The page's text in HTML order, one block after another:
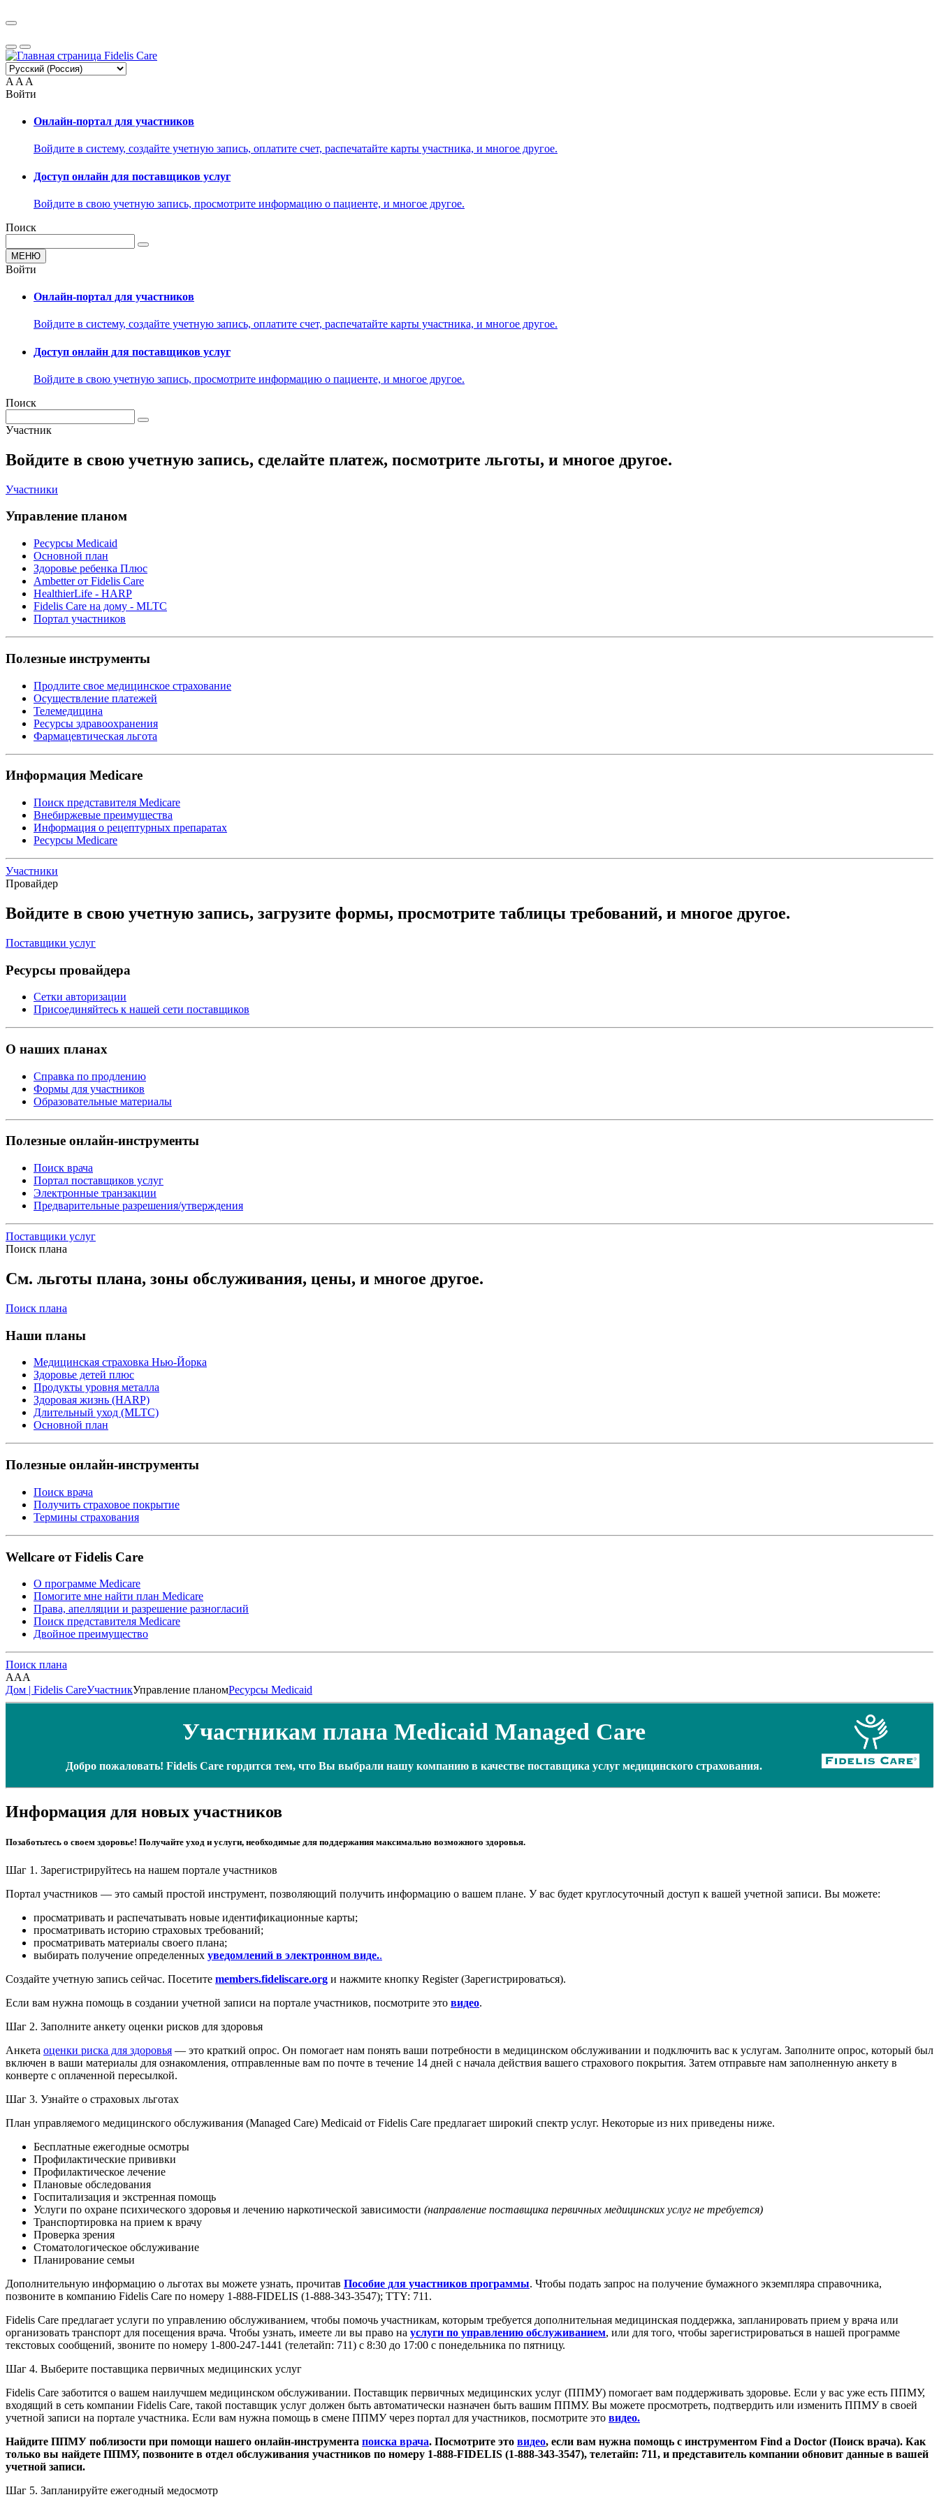
A A A
Войти
Онлайн-портал для участников
Войдите в систему, создайте учетную запись, оплатите счет, распечатайте карты участника, и многое другое.
Доступ онлайн для поставщиков услуг
Войдите в свою учетную запись, просмотрите информацию о пациенте, и многое другое.
Поиск
МЕНЮ
Войти
Онлайн-портал для участников
Войдите в систему, создайте учетную запись, оплатите счет, распечатайте карты участника, и многое другое.
Доступ онлайн для поставщиков услуг
Войдите в свою учетную запись, просмотрите информацию о пациенте, и многое другое.
Поиск
Участник
Войдите в свою учетную запись, сделайте платеж, посмотрите льготы, и многое другое.
Участники
Управление планом
Ресурсы Medicaid
Основной план
Здоровье ребенка Плюс
Ambetter от Fidelis Care
HealthierLife - HARP
Fidelis Care на дому - MLTC
Портал участников
Полезные инструменты
Продлите свое медицинское страхование
Осуществление платежей
Телемедицина
Ресурсы здравоохранения
Фармацевтическая льгота
Информация Medicare
Поиск представителя Medicare
Внебиржевые преимущества
Информация о рецептурных препаратах
Ресурсы Medicare
Участники
Провайдер
Войдите в свою учетную запись, загрузите формы, просмотрите таблицы требований, и многое другое.
Поставщики услуг
Ресурсы провайдера
Сетки авторизации
Присоединяйтесь к нашей сети поставщиков
О наших планах
Справка по продлению
Формы для участников
Образовательные материалы
Полезные онлайн-инструменты
Поиск врача
Портал поставщиков услуг
Электронные транзакции
Предварительные разрешения/утверждения
Поставщики услуг
Поиск плана
См. льготы плана, зоны обслуживания, цены, и многое другое.
Поиск плана
Наши планы
Медицинская страховка Нью-Йорка
Здоровье детей плюс
Продукты уровня металла
Здоровая жизнь (HARP)
Длительный уход (MLTC)
Основной план
Полезные онлайн-инструменты
Поиск врача
Получить страховое покрытие
Термины страхования
Wellcare от Fidelis Care
О программе Medicare
Помогите мне найти план Medicare
Права, апелляции и разрешение разногласий
Поиск представителя Medicare
Двойное преимущество
Поиск плана
AAA
Дом | Fidelis CareУчастникУправление планомРесурсы Medicaid
Участникам плана Medicaid Managed Care
Добро пожаловать! Fidelis Care гордится тем, что Вы выбрали нашу компанию в качестве поставщика услуг медицинского страхования.
Информация для новых участников
Позаботьтесь о своем здоровье! Получайте уход и услуги, необходимые для поддержания максимально возможного здоровья.
Шаг 1. Зарегистрируйтесь на нашем портале участников
Портал участников — это самый простой инструмент, позволяющий получить информацию о вашем плане. У вас будет круглосуточный доступ к вашей учетной записи. Вы можете:
просматривать и распечатывать новые идентификационные карты;
просматривать историю страховых требований;
просматривать материалы своего плана;
выбирать получение определенных уведомлений в электронном виде..
Создайте учетную запись сейчас. Посетите members.fideliscare.org и нажмите кнопку Register (Зарегистрироваться).
Если вам нужна помощь в создании учетной записи на портале участников, посмотрите это видео.
Шаг 2. Заполните анкету оценки рисков для здоровья
Анкета оценки риска для здоровья — это краткий опрос. Он помогает нам понять ваши потребности в медицинском обслуживании и подключить вас к услугам. Заполните опрос, который был
включен в ваши материалы для ознакомления, отправленные вам по почте в течение 14 дней с начала действия вашего страхового покрытия. Затем отправьте нам заполненную анкету в
конверте с оплаченной пересылкой.
Шаг 3. Узнайте о страховых льготах
План управляемого медицинского обслуживания (Managed Care) Medicaid от Fidelis Care предлагает широкий спектр услуг. Некоторые из них приведены ниже.
Бесплатные ежегодные осмотры
Профилактические прививки
Профилактическое лечение
Плановые обследования
Госпитализация и экстренная помощь
Услуги по охране психического здоровья и лечению наркотической зависимости (направление поставщика первичных медицинских услуг не требуется)
Транспортировка на прием к врачу
Проверка зрения
Стоматологическое обслуживание
Планирование семьи
Дополнительную информацию о льготах вы можете узнать, прочитав Пособие для участников программы. Чтобы подать запрос на получение бумажного экземпляра справочника,
позвоните в компанию Fidelis Care по номеру 1-888-FIDELIS (1-888-343-3547); TTY: 711.
Fidelis Care предлагает услуги по управлению обслуживанием, чтобы помочь участникам, которым требуется дополнительная медицинская поддержка, запланировать прием у врача или
организовать транспорт для посещения врача. Чтобы узнать, имеете ли вы право на услуги по управлению обслуживанием, или для того, чтобы зарегистрироваться в нашей программе
текстовых сообщений, звоните по номеру 1-800-247-1441 (телетайп: 711) с 8:30 до 17:00 с понедельника по пятницу.
Шаг 4. Выберите поставщика первичных медицинских услуг
Fidelis Care заботится о вашем наилучшем медицинском обслуживании. Поставщик первичных медицинских услуг (ППМУ) помогает вам поддерживать здоровье. Если у вас уже есть ППМУ,
входящий в сеть компании Fidelis Care, такой поставщик услуг должен быть автоматически назначен быть вашим ППМУ. Вы можете просмотреть, подтвердить или изменить ППМУ в своей
учетной записи на портале участника. Если вам нужна помощь в смене ППМУ через портал для участников, посмотрите это видео.
Найдите ППМУ поблизости при помощи нашего онлайн-инструмента поиска врача. Посмотрите это видео, если вам нужна помощь с инструментом Find a Doctor (Поиск врача). Как
только вы найдете ППМУ, позвоните в отдел обслуживания участников по номеру 1-888-FIDELIS (1-888-343-3547), телетайп: 711, и представитель компании обновит данные в вашей
учетной записи.
Шаг 5. Запланируйте ежегодный медосмотр